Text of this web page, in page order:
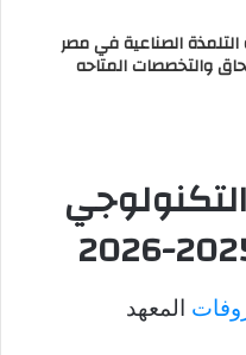
الصناعية في مصر
المعهد